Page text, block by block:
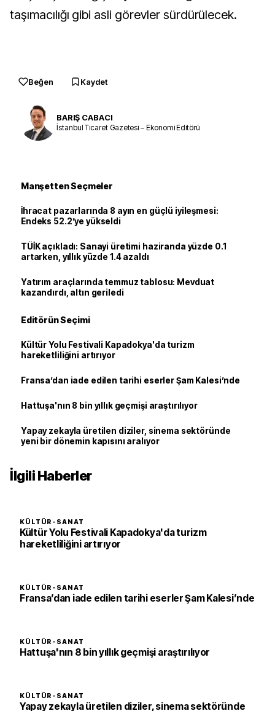
taşımacılığı gibi asli görevler sürdürülecek.
Beğen Kaydet
BARIŞ CABACI
İstanbul Ticaret Gazetesi – Ekonomi Editörü
Manşetten Seçmeler
İhracat pazarlarında 8 ayın en güçlü iyileşmesi:
Endeks 52.2’ye yükseldi
TÜİK açıkladı: Sanayi üretimi haziranda yüzde 0.1
artarken, yıllık yüzde 1.4 azaldı
Yatırım araçlarında temmuz tablosu: Mevduat
kazandırdı, altın geriledi
Editörün Seçimi
Kültür Yolu Festivali Kapadokya'da turizm
hareketliliğini artırıyor
Fransa’dan iade edilen tarihi eserler Şam Kalesi’nde
Hattuşa'nın 8 bin yıllık geçmişi araştırılıyor
Yapay zekayla üretilen diziler, sinema sektöründe
yeni bir dönemin kapısını aralıyor
İlgili Haberler
KÜLTÜR-SANAT
Kültür Yolu Festivali Kapadokya'da turizm
hareketliliğini artırıyor
KÜLTÜR-SANAT
Fransa’dan iade edilen tarihi eserler Şam Kalesi’nde
KÜLTÜR-SANAT
Hattuşa'nın 8 bin yıllık geçmişi araştırılıyor
KÜLTÜR-SANAT
Yapay zekayla üretilen diziler, sinema sektöründe